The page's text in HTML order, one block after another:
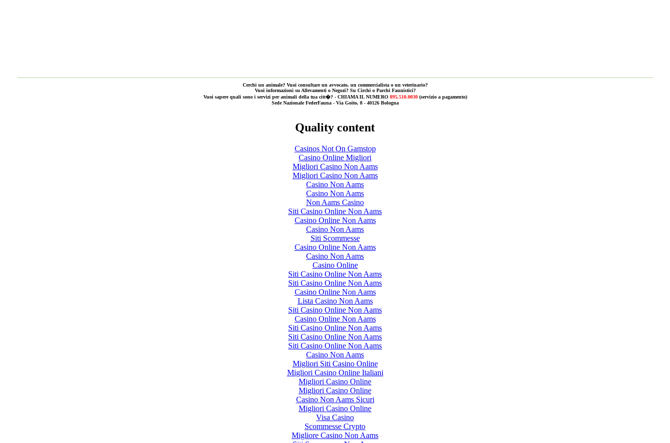
Cerchi un animale? Vuoi consultare un avvocato, un commercialista o un veterinario?
Vuoi informazioni su Allevamenti o Negozi? Su Circhi o Parchi Faunistici?
Vuoi sapere quali sono i servizi per animali della tua citt�? - CHIAMA IL NUMERO 895.510.0030 (servizio a pagamento)
Sede Nazionale FederFauna - Via Goito, 8 - 40126 Bologna
Quality content
Casinos Not On Gamstop
Casino Online Migliori
Migliori Casino Non Aams
Migliori Casino Non Aams
Casino Non Aams
Casino Non Aams
Non Aams Casino
Siti Casino Online Non Aams
Casino Online Non Aams
Casino Non Aams
Siti Scommesse
Casino Online Non Aams
Casino Non Aams
Casino Online
Siti Casino Online Non Aams
Siti Casino Online Non Aams
Casino Online Non Aams
Lista Casino Non Aams
Siti Casino Online Non Aams
Casino Online Non Aams
Siti Casino Online Non Aams
Siti Casino Online Non Aams
Siti Casino Online Non Aams
Casino Non Aams
Migliori Siti Casino Online
Migliori Casino Online Italiani
Migliori Casino Online
Migliori Casino Online
Casino Non Aams Sicuri
Migliori Casino Online
Visa Casino
Scommesse Crypto
Migliore Casino Non Aams